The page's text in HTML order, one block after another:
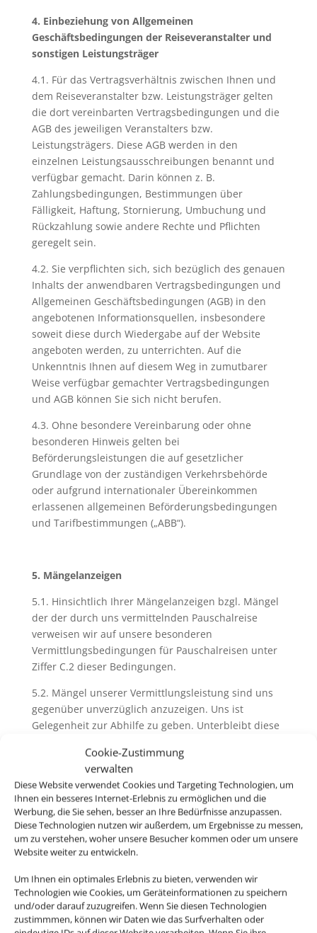
Cookie-Zustimmung
verwalten
Diese Website verwendet Cookies und Targeting Technologien, um
Ihnen ein besseres Internet-Erlebnis zu ermöglichen und die
Werbung, die Sie sehen, besser an Ihre Bedürfnisse anzupassen.
Diese Technologien nutzen wir außerdem, um Ergebnisse zu messen,
um zu verstehen, woher unsere Besucher kommen oder um unsere
Website weiter zu entwickeln.
Um Ihnen ein optimales Erlebnis zu bieten, verwenden wir
Technologien wie Cookies, um Geräteinformationen zu speichern
und/oder darauf zuzugreifen. Wenn Sie diesen Technologien
zustimmmen, können wir Daten wie das Surfverhalten oder
4. Einbeziehung von Allgemeinen
Geschäftsbedingungen der Reiseveranstalter und
sonstigen Leistungsträger
4.1. Für das Vertragsverhältnis zwischen Ihnen und
dem Reiseveranstalter bzw. Leistungsträger gelten
die dort vereinbarten Vertragsbedingungen und die
AGB des jeweiligen Veranstalters bzw.
Leistungsträgers. Diese AGB werden in den
einzelnen Leistungsausschreibungen benannt und
verfügbar gemacht. Darin können z. B.
Zahlungsbedingungen, Bestimmungen über
Fälligkeit, Haftung, Stornierung, Umbuchung und
Rückzahlung sowie andere Rechte und Pflichten
geregelt sein.
4.2. Sie verpflichten sich, sich bezüglich des genauen
Inhalts der anwendbaren Vertragsbedingungen und
Allgemeinen Geschäftsbedingungen (AGB) in den
angebotenen Informationsquellen, insbesondere
soweit diese durch Wiedergabe auf der Website
angeboten werden, zu unterrichten. Auf die
Unkenntnis Ihnen auf diesem Weg in zumutbarer
Weise verfügbar gemachter Vertragsbedingungen
und AGB können Sie sich nicht berufen.
4.3. Ohne besondere Vereinbarung oder ohne
besonderen Hinweis gelten bei
Beförderungsleistungen die auf gesetzlicher
Grundlage von der zuständigen Verkehrsbehörde
oder aufgrund internationaler Übereinkommen
erlassenen allgemeinen Beförderungsbedingungen
und Tarifbestimmungen („ABB“).
5. Mängelanzeigen
5.1. Hinsichtlich Ihrer Mängelanzeigen bzgl. Mängel
der der durch uns vermittelnden Pauschalreise
verweisen wir auf unsere besonderen
Vermittlungsbedingungen für Pauschalreisen unter
Ziffer C.2 dieser Bedingungen.
5.2. Mängel unserer Vermittlungsleistung sind uns
gegenüber unverzüglich anzuzeigen. Uns ist
Gelegenheit zur Abhilfe zu geben. Unterbleibt diese
des Kunden aus dem Vermittlungsvertrag, soweit
eine zumutbare Abhilfe durch uns möglich gewesen
wäre. Unberührt bleiben Ansprüche aus deliktischer
Haftung.
6. Pass-, Visa und gesundheitspolizeiliche
Formalitäten
6.1. Bei der Buchung von Pauschalreisen werden Sie
von uns und ggfs. vom Reiseveranstalter über